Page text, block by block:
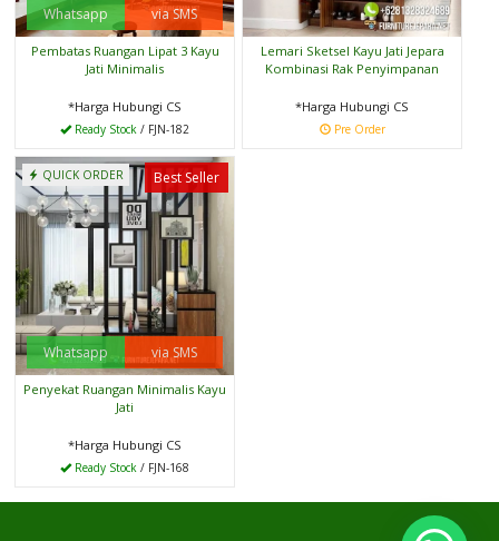
Whatsapp via SMS
Pembatas Ruangan Lipat 3 Kayu
Jati Minimalis
*Harga Hubungi CS
Ready Stock / FJN-182
Lemari Sketsel Kayu Jati Jepara
Kombinasi Rak Penyimpanan
*Harga Hubungi CS
Pre Order
Best Seller
QUICK ORDER
Whatsapp via SMS
Penyekat Ruangan Minimalis Kayu
Jati
*Harga Hubungi CS
Ready Stock / FJN-168